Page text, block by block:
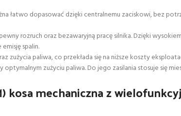
łatwo dopasować dzięki centralnemu zaciskowi, bez
rozruch oraz bezawaryjną pracę silnika. Dzięki
spalin.
zużycia paliwa, co przekłada się na niższe koszty
zużyciu paliwa. Do jego zasilania stosuje się
kosa mechaniczna z